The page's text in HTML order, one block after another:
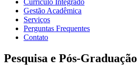
Gestão Acadêmica
Serviços
Perguntas Frequentes
Contato
Pesquisa e Pós-Graduação